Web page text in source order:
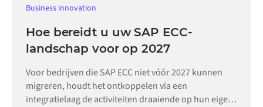
Business innovation
Hoe bereidt u uw SAP ECC-
landschap voor op 2027
Voor bedrijven die SAP ECC niet vóór 2027 kunnen
migreren, houdt het ontkoppelen via een
integratielaag de activiteiten draaiende op hun eigen